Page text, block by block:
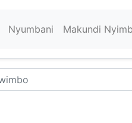
Nyumbani Makundi